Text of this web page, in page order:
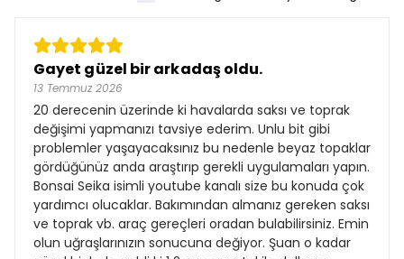
Gayet güzel bir arkadaş oldu.
13 Temmuz 2026
20 derecenin üzerinde ki havalarda saksı ve toprak
değişimi yapmanızı tavsiye ederim. Unlu bit gibi
problemler yaşayacaksınız bu nedenle beyaz topaklar
gördüğünüz anda araştırıp gerekli uygulamaları yapın.
Bonsai Seika isimli youtube kanalı size bu konuda çok
yardımcı olucaklar. Bakımından almanız gereken saksı
ve toprak vb. araç gereçleri oradan bulabilirsiniz. Emin
olun uğraşlarınızın sonucuna değiyor. Şuan o kadar